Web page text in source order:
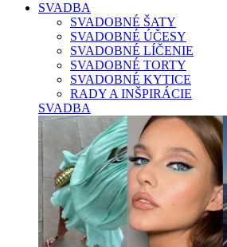
SVADBA
SVADOBNÉ ŠATY
SVADOBNÉ ÚČESY
SVADOBNÉ LÍČENIE
SVADOBNÉ TORTY
SVADOBNÉ KYTICE
RADY A INŠPIRÁCIE
SVADBA